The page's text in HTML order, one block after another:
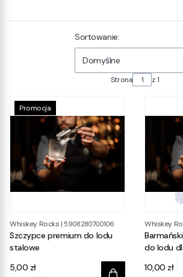
Lista produktów
Sortowanie:
Domyślne
Strona z 1
Promocja
Whiskey Rocks |5908280700106
Szczypce premium do lodu
stalowe
5,00 zł
Whiskey
do lodu
Cena
10,00 zł